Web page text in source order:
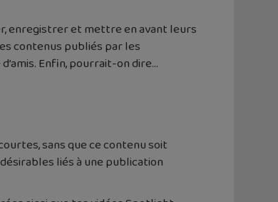
enregistrer et mettre en avant leurs
contenus publiés par les
Enfin, pourrait-on dire…
sans que ce contenu soit
liés à une publication